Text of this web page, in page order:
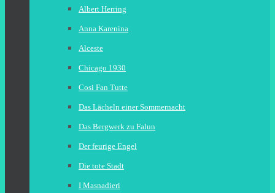
Albert Herring
Anna Karenina
Alceste
Chicago 1930
Cosi Fan Tutte
Das Lächeln einer Sommernacht
Das Bergwerk zu Falun
Der feurige Engel
Die tote Stadt
I Masnadieri